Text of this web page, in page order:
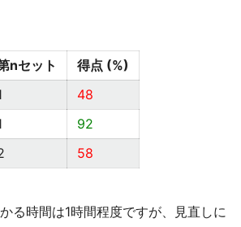
nセット
得点 (%)
48
92
58
る時間は1時間程度ですが、見直しに